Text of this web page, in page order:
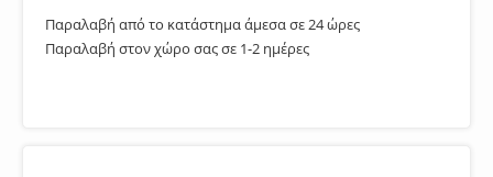
Παραλαβή από το κατάστημα άμεσα σε 24 ώρες
Παραλαβή στον χώρο σας σε 1-2 ημέρες